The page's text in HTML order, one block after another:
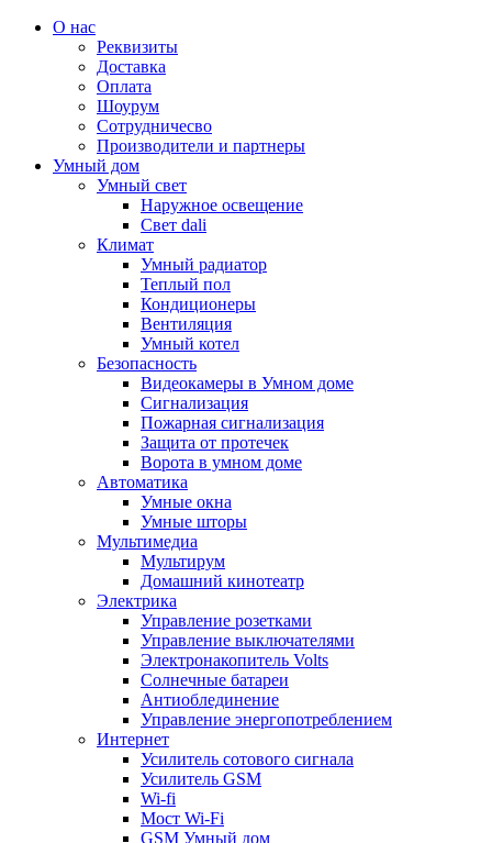
О нас
Реквизиты
Доставка
Оплата
Шоурум
Сотрудничесво
Производители и партнеры
Умный дом
Умный свет
Наружное освещение
Свет dali
Климат
Умный радиатор
Теплый пол
Кондиционеры
Вентиляция
Умный котел
Безопасность
Видеокамеры в Умном доме
Сигнализация
Пожарная сигнализация
Защита от протечек
Ворота в умном доме
Автоматика
Умные окна
Умные шторы
Мультимедиа
Мультирум
Домашний кинотеатр
Электрика
Управление розетками
Управление выключателями
Электронакопитель Volts
Солнечные батареи
Антиоблединение
Управление энергопотреблением
Интернет
Усилитель сотового сигнала
Усилитель GSM
Wi-fi
Мост Wi-Fi
GSM Умный дом